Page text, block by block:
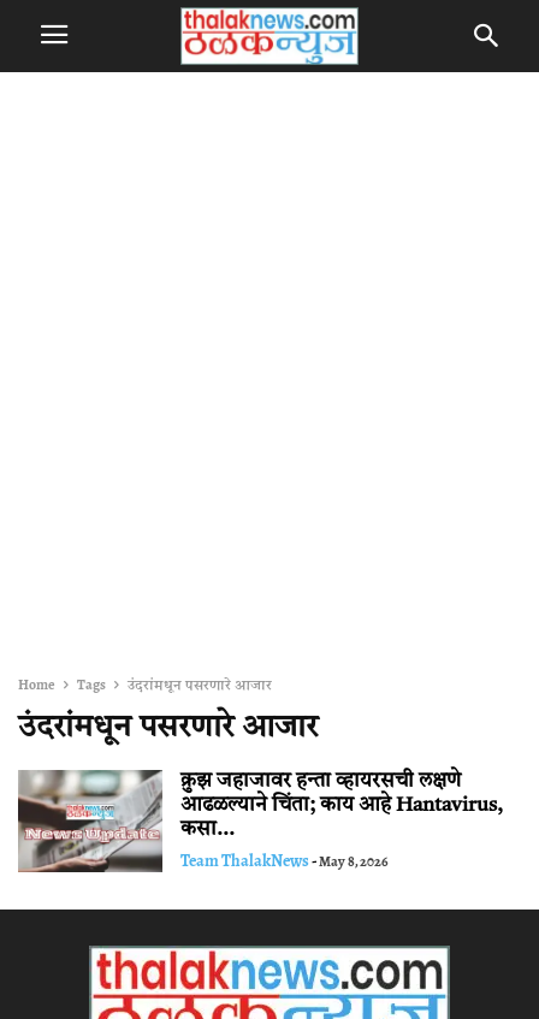
Home Tags उंदरांमधून पसरणारे आजार
उंदरांमधून पसरणारे आजार
क्रुझ जहाजावर हन्ता व्हायरसची लक्षणे
आढळल्याने चिंता; काय आहे Hantavirus,
कसा...
Team ThalakNews-May 8, 2026